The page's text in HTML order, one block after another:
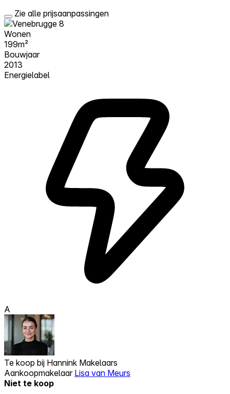
Zie alle prijsaanpassingen
Wonen
199m²
Bouwjaar
2013
Energielabel
A
Te koop bij Hannink Makelaars
Aankoopmakelaar Lisa van Meurs
Niet te koop